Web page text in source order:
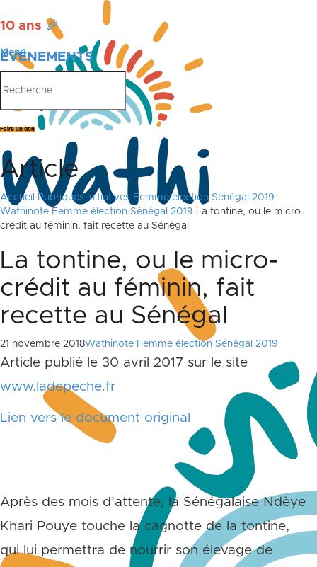
10 ans 🎉
ÉVÉNEMENTS
PUBLICATIONS
Menu
Faire un don
Article
Accueil Rubriques Initiatives Femme élection Sénégal 2019
Wathinote Femme élection Sénégal 2019 La tontine, ou le micro-
crédit au féminin, fait recette au Sénégal
La tontine, ou le micro-
crédit au féminin, fait
recette au Sénégal
21 novembre 2018Wathinote Femme élection Sénégal 2019
Article publié le 30 avril 2017 sur le site
www.ladepeche.fr
Lien vers le document original
Après des mois d’attente, la Sénégalaise Ndèye
Khari Pouye touche la cagnotte de la tontine,
qui lui permettra de nourrir son élevage de